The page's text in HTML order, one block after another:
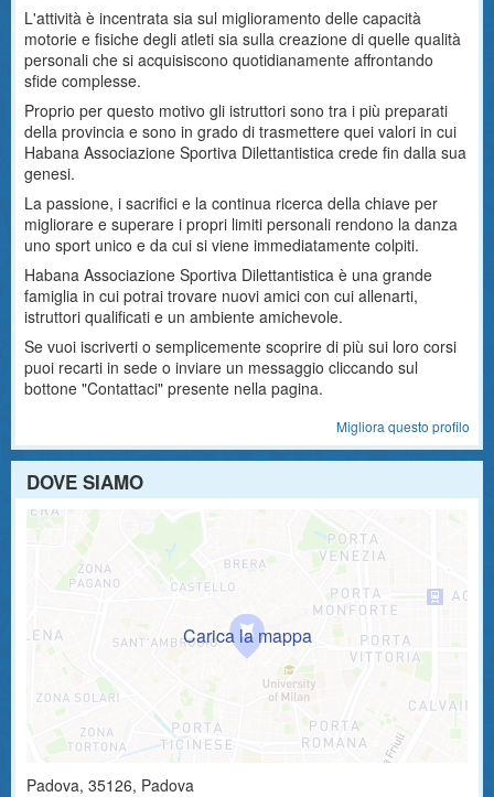
L'attività è incentrata sia sul miglioramento delle capacità
motorie e fisiche degli atleti sia sulla creazione di quelle qualità
personali che si acquisiscono quotidianamente affrontando
sfide complesse.
Proprio per questo motivo gli istruttori sono tra i più preparati
della provincia e sono in grado di trasmettere quei valori in cui
Habana Associazione Sportiva Dilettantistica crede fin dalla sua
genesi.
La passione, i sacrifici e la continua ricerca della chiave per
migliorare e superare i propri limiti personali rendono la danza
uno sport unico e da cui si viene immediatamente colpiti.
Habana Associazione Sportiva Dilettantistica è una grande
famiglia in cui potrai trovare nuovi amici con cui allenarti,
istruttori qualificati e un ambiente amichevole.
Se vuoi iscriverti o semplicemente scoprire di più sui loro corsi
puoi recarti in sede o inviare un messaggio cliccando sul
bottone "Contattaci" presente nella pagina.
Migliora questo profilo
DOVE SIAMO
Padova, 35126, Padova